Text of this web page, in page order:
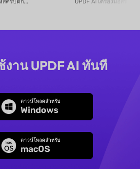
สคริปต์ก... UPDF AI เครื่องมือสร้าง
งาน UPDF AI ทันที
ดาวน์โหลดสำหรับ
Windows
ดาวน์โหลดสำหรับ
macOS